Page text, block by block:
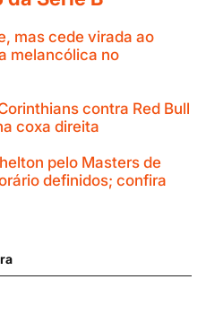
mas cede virada ao
melancólica no
contra Red Bull
coxa direita
pelo Masters de
definidos; confira